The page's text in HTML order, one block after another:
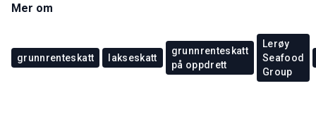
Mer om
grunnrenteskatt lakseskatt
grunnrenteskatt
på oppdrett
Lerøy
Seafood
Group